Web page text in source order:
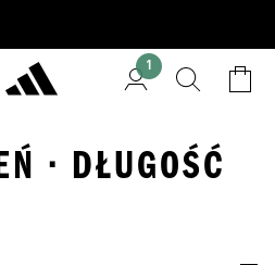
1
· DŁUGOŚĆ